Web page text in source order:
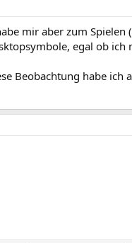
mir aber zum
egal ob
Beobachtung habe ich